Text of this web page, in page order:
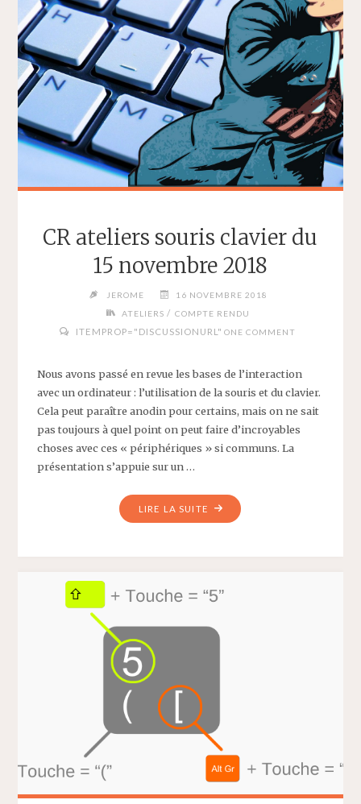
CR ateliers souris clavier du
15 novembre 2018
JEROME
16 NOVEMBRE 2018
ATELIERS / COMPTE RENDU
ITEMPROP="DISCUSSIONURL" ONE COMMENT
Nous avons passé en revue les bases de l’interaction
avec un ordinateur : l’utilisation de la souris et du clavier.
Cela peut paraître anodin pour certains, mais on ne sait
pas toujours à quel point on peut faire d’incroyables
choses avec ces « périphériques » si communs. La
présentation s’appuie sur un …
LIRE LA SUITE "CR
ATELIERS
15
2018"